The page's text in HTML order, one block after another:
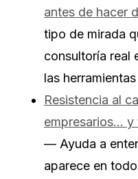
antes de hacer
tipo de mirada
consultoría real
las
Resistencia al
empresarios… y
— Ayuda a
aparece en